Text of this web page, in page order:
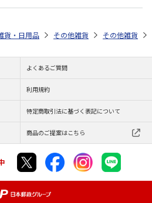
貨・日用品 その他雑貨 その他雑貨
よくあるご質問
利用規約
特定商取引法に基づく表記について
商品のご提案はこちら